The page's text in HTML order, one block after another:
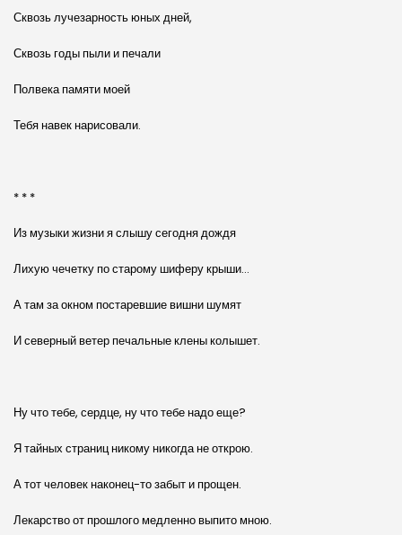
Сквозь лучезарность юных дней,
Сквозь годы пыли и печали
Полвека памяти моей
Тебя навек нарисовали.
* * *
Из музыки жизни я слышу сегодня дождя
Лихую чечетку по старому шиферу крыши…
А там за окном постаревшие вишни шумят
И северный ветер печальные клены колышет.
Ну что тебе, сердце, ну что тебе надо еще?
Я тайных страниц никому никогда не открою.
А тот человек наконец-то забыт и прощен.
Лекарство от прошлого медленно выпито мною.